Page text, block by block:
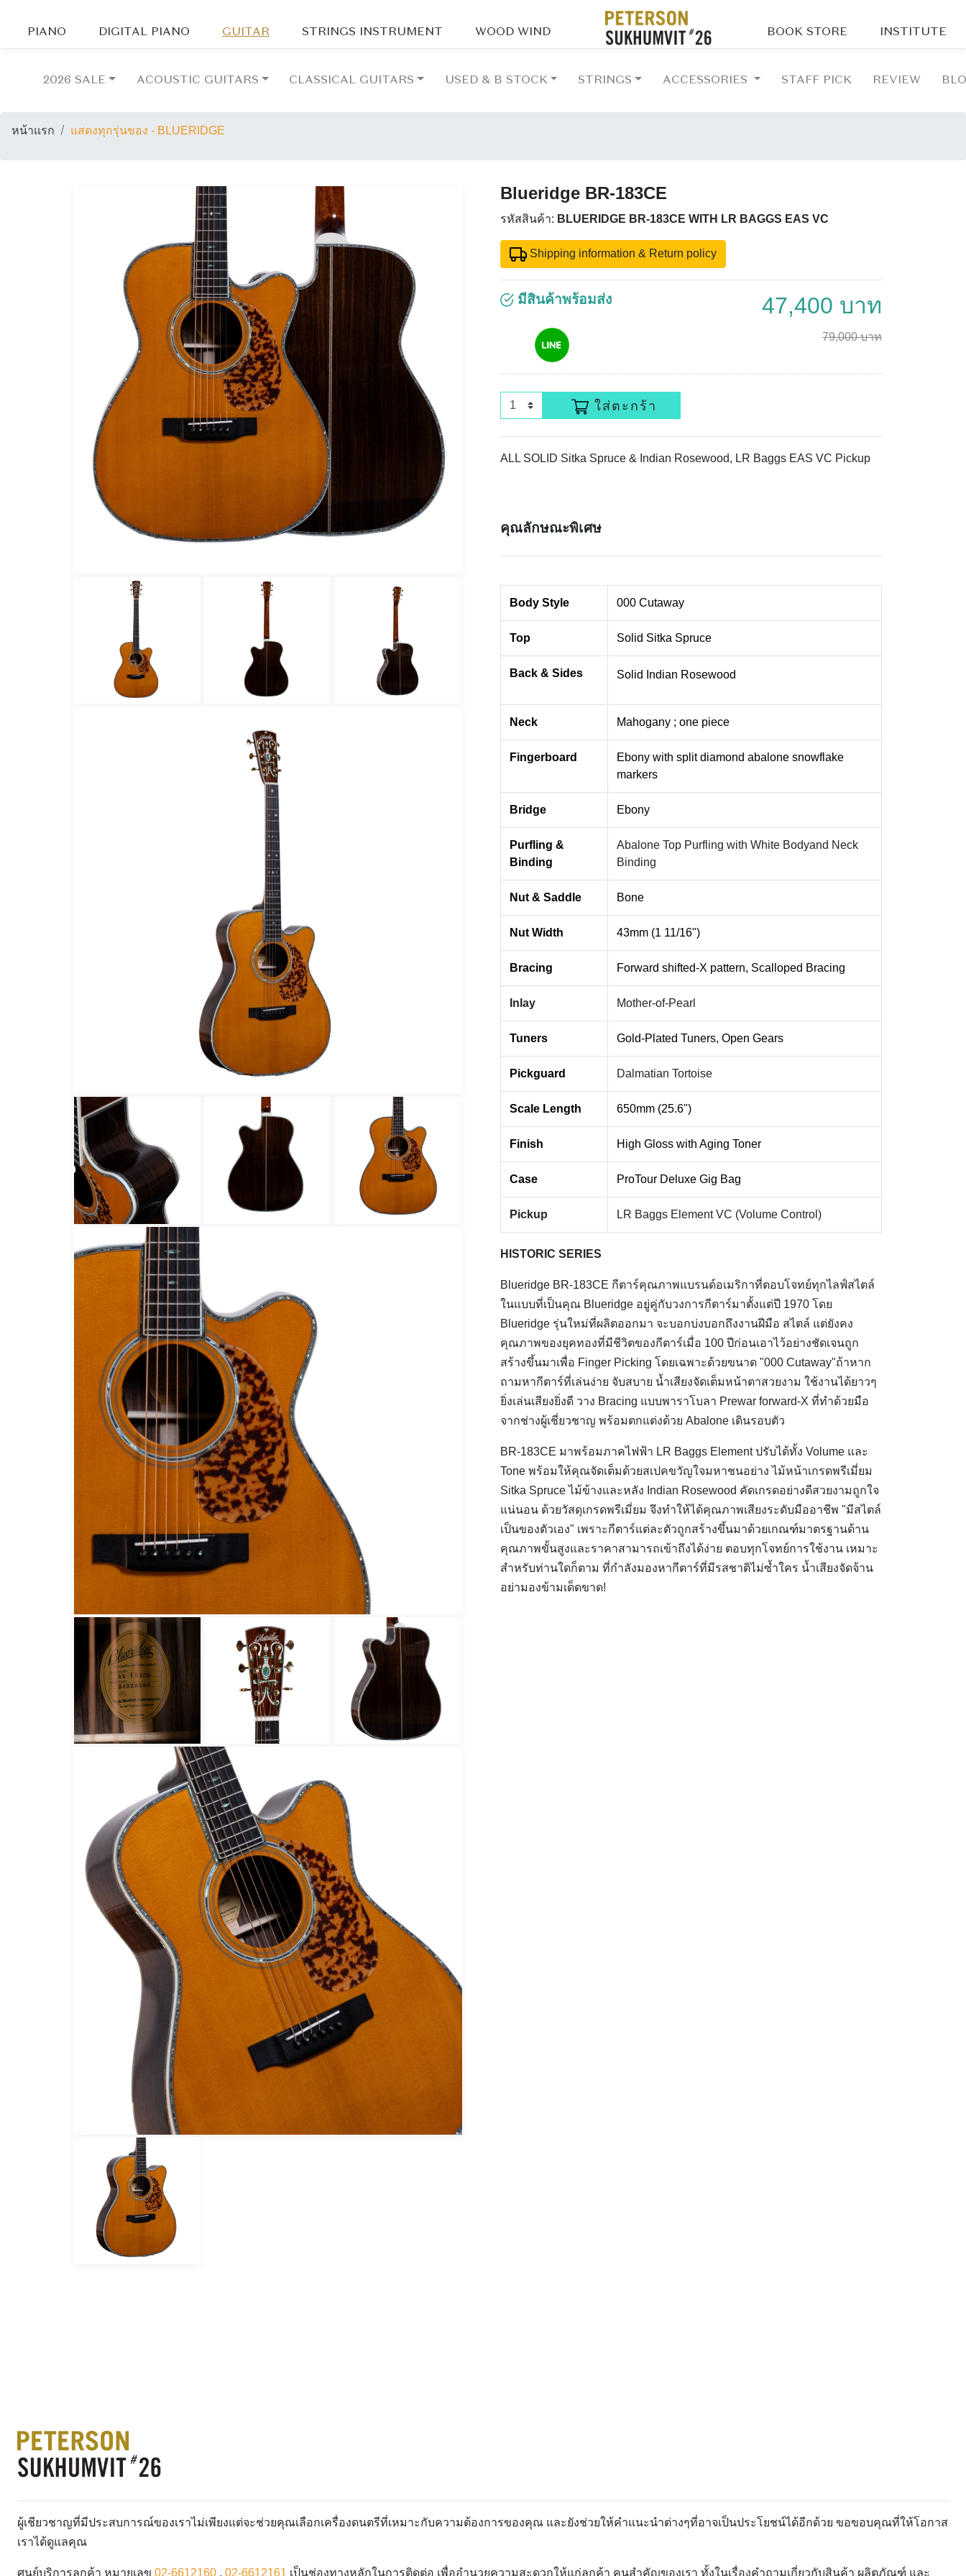
PIANO DIGITAL PIANO GUITAR STRINGS INSTRUMENT WOOD WIND BOOK STORE INSTITUTE
2026 SALE ACOUSTIC GUITARS CLASSICAL GUITARS USED & B STOCK STRINGS ACCESSORIES STAFF PICK REVIEW
หน้าแรก แสดงทุกรุ่นของ - BLUERIDGE
Blueridge BR-183CE
รหัสสินค้า: BLUERIDGE BR-183CE WITH LR BAGGS EAS VC
Shipping information & Return policy
มีสินค้าพร้อมส่ง 47,400 บาท
79,000 บาท
ใส่ตะกร้า
ALL SOLID Sitka Spruce & Indian Rosewood, LR Baggs EAS VC Pickup
คุณลักษณะพิเศษ
Body Style 000 Cutaway
Top Solid Sitka Spruce
Back & Sides Solid Indian Rosewood
Neck Mahogany ; one piece
Fingerboard
Ebony with split diamond abalone snowflake
markers
Bridge Ebony
Purfling &
Binding
Abalone Top Purfling with White Bodyand Neck
Binding
Nut & Saddle Bone
Nut Width 43mm (1 11/16")
Bracing Forward shifted-X pattern, Scalloped Bracing
Inlay Mother-of-Pearl
Tuners Gold-Plated Tuners, Open Gears
Pickguard Dalmatian Tortoise
Scale Length 650mm (25.6")
Finish High Gloss with Aging Toner
Case ProTour Deluxe Gig Bag
Pickup LR Baggs Element VC (Volume Control)
HISTORIC SERIES
Blueridge BR-183CE กีตาร์คุณภาพแบรนด์อเมริกาที่ตอบโจทย์ทุกไลฟ์สไตล์
ในแบบที่เป็นคุณ Blueridge อยู่คู่กับวงการกีตาร์มาตั้งแต่ปี 1970 โดย
Blueridge รุ่นใหม่ที่ผลิตออกมา จะบอกบ่งบอกถึงงานฝีมือ สไตล์ แต่ยังคง
คุณภาพของยุคทองที่มีชีวิตของกีตาร์เมื่อ 100 ปีก่อนเอาไว้อย่างชัดเจนถูก
สร้างขึ้นมาเพื่อ Finger Picking โดยเฉพาะด้วยขนาด "000 Cutaway"ถ้าหาก
ถามหากีตาร์ที่เล่นง่าย จับสบาย น้ำเสียงจัดเต็มหน้าตาสวยงาม ใช้งานได้ยาวๆ
ยิ่งเล่นเสียงยิ่งดี วาง Bracing แบบพาราโบลา Prewar forward-X ที่ทำด้วยมือ
จากช่างผู้เชี่ยวชาญ พร้อมตกแต่งด้วย Abalone เดินรอบตัว
BR-183CE มาพร้อมภาคไฟฟ้า LR Baggs Element ปรับได้ทั้ง Volume และ
Tone พร้อมให้คุณจัดเต็มด้วยสเปคขวัญใจมหาชนอย่าง ไม้หน้าเกรดพรีเมี่ยม
Sitka Spruce ไม้ข้างและหลัง Indian Rosewood คัดเกรดอย่างดีสวยงามถูกใจ
แน่นอน ด้วยวัสดุเกรดพรีเมี่ยม จึงทำให้ได้คุณภาพเสียงระดับมืออาชีพ "มีสไตล์
เป็นของตัวเอง" เพราะกีตาร์แต่ละตัวถูกสร้างขึ้นมาด้วยเกณฑ์มาตรฐานด้าน
คุณภาพขั้นสูงและราคาสามารถเข้าถึงได้ง่าย ตอบทุกโจทย์การใช้งาน เหมาะ
สำหรับท่านใดก็ตาม ที่กำลังมองหากีตาร์ที่มีรสชาติไม่ซ้ำใคร น้ำเสียงจัดจ้าน
อย่ามองข้ามเด็ดขาด!
ผู้เชียวชาญที่มีประสบการณ์ของเราไม่เพียงแต่จะช่วยคุณเลือกเครื่องดนตรีที่เหมาะกับความต้องการของคุณ และยังช่วยให้คำแนะนำต่างๆที่อาจเป็นประโยชน์ได้อีกด้วย ขอขอบคุณที่ให้โอกาส
เราได้ดูแลคุณ
ศูนย์บริการลูกค้า หมายเลข 02-6612160 , 02-6612161 เป็นช่องทางหลักในการติดต่อ เพื่ออำนวยความสะดวกให้แก่ลูกค้า คนสำคัญของเรา ทั้งในเรื่องคำถามเกี่ยวกับสินค้า ผลิตภัณฑ์ และ